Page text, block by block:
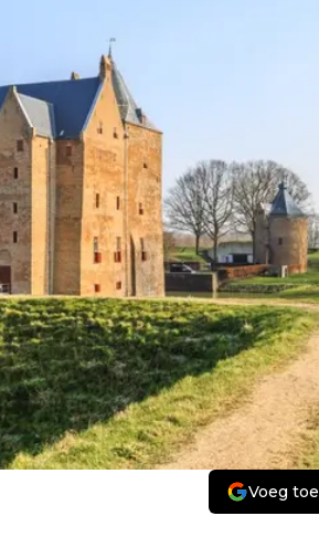
Voeg